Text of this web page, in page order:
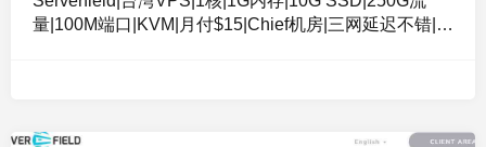
量|100M端口|KVM|月付$15|Chief机房|三网延迟不错|可